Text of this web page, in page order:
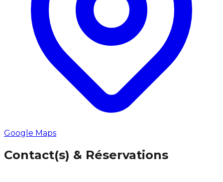
Google Maps
Contact(s) & Réservations